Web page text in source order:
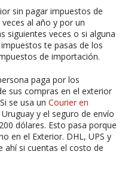
sin pagar impuestos de
al año y por un
siguientes veces o si alguna
te pasas de los
de importación.
paga por los
sus compras en el exterior
se usa un Courier en
y el seguro de envío
dólares. Esto pasa porque
en el Exterior. DHL, UPS y
ahí si cuentas el costo de